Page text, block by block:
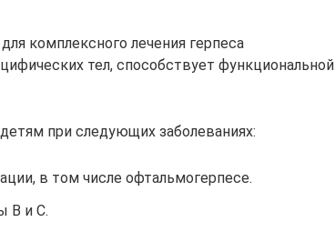
комплексного лечения герпеса
тел, способствует функциональной
при следующих заболеваниях:
в том числе офтальмогерпесе.
В и С.